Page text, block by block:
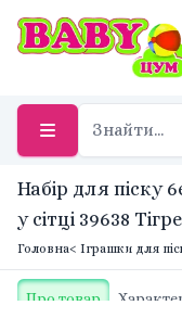
Набір для піску
у сітці 39638
Головна< Іграшки для
Про товар